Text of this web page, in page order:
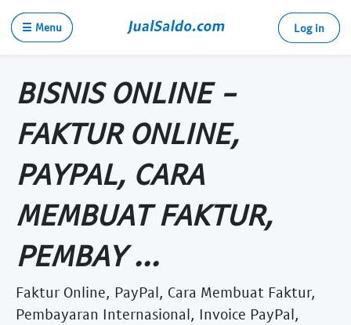
☰ Menu Log in
BISNIS ONLINE -
FAKTUR ONLINE,
PAYPAL, CARA
MEMBUAT FAKTUR,
PEMBAY ...
Faktur Online, PayPal, Cara Membuat Faktur,
Pembayaran Internasional, Invoice PayPal,